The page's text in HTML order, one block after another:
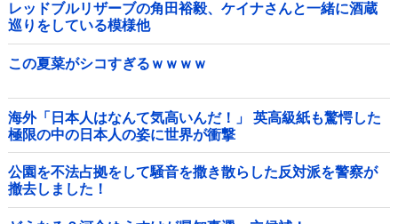
レッドブルリザーブの角田裕毅、ケイナさんと一緒に酒蔵
巡りをしている模様他
この夏菜がシコすぎるｗｗｗｗ
海外「日本人はなんて気高いんだ！」 英高級紙も驚愕した
極限の中の日本人の姿に世界が衝撃
公園を不法占拠をして騒音を撒き散らした反対派を警察が
撤去しました！